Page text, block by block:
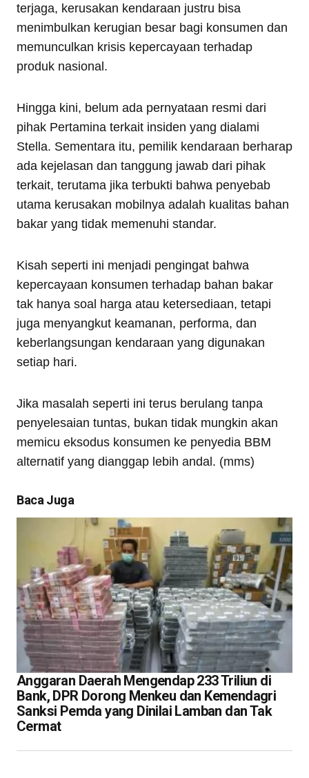
terjaga, kerusakan kendaraan justru bisa
menimbulkan kerugian besar bagi konsumen dan
memunculkan krisis kepercayaan terhadap
produk nasional.
Hingga kini, belum ada pernyataan resmi dari
pihak Pertamina terkait insiden yang dialami
Stella. Sementara itu, pemilik kendaraan berharap
ada kejelasan dan tanggung jawab dari pihak
terkait, terutama jika terbukti bahwa penyebab
utama kerusakan mobilnya adalah kualitas bahan
bakar yang tidak memenuhi standar.
Kisah seperti ini menjadi pengingat bahwa
kepercayaan konsumen terhadap bahan bakar
tak hanya soal harga atau ketersediaan, tetapi
juga menyangkut keamanan, performa, dan
keberlangsungan kendaraan yang digunakan
setiap hari.
Jika masalah seperti ini terus berulang tanpa
penyelesaian tuntas, bukan tidak mungkin akan
memicu eksodus konsumen ke penyedia BBM
alternatif yang dianggap lebih andal. (mms)
Baca Juga
Anggaran Daerah Mengendap 233 Triliun di
Bank, DPR Dorong Menkeu dan Kemendagri
Sanksi Pemda yang Dinilai Lamban dan Tak
Cermat